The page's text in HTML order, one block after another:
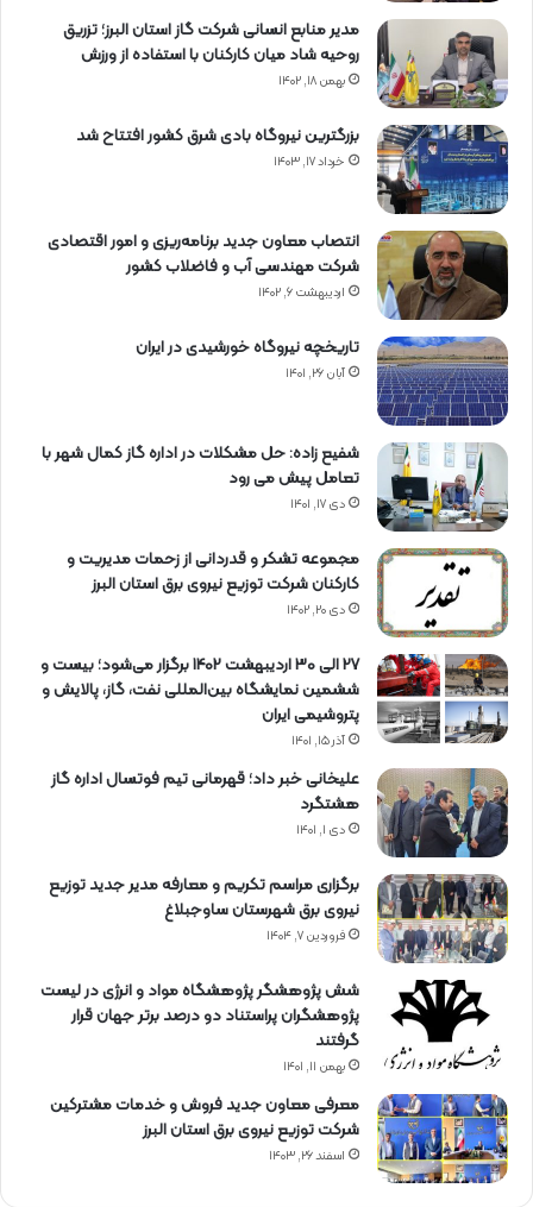
مدیر منابع انسانی شرکت گاز استان البرز؛ تزریق
روحیه شاد میان کارکنان با استفاده از ورزش
بهمن ۱۸, ۱۴۰۲
بزرگترین نیروگاه بادی شرق کشور افتتاح شد
خرداد ۱۷, ۱۴۰۳
انتصاب معاون جدید برنامه‌ریزی و امور اقتصادی
شرکت مهندسی آب و فاضلاب کشور
اردیبهشت ۶, ۱۴۰۲
تاریخچه نیروگاه خورشیدی در ایران
آبان ۲۶, ۱۴۰۱
شفیع زاده: حل مشکلات در اداره گاز کمال شهر با
تعامل پیش می رود
دی ۱۷, ۱۴۰۱
مجموعه تشکر و قدردانی از زحمات مدیریت و
کارکنان شرکت توزیع نیروی برق استان البرز
دی ۲۰, ۱۴۰۲
27 الی 30 اردیبهشت 1402 برگزار می‌شود؛ بیست و
ششمین نمایشگاه بین‌المللی نفت، گاز، پالایش و
پتروشیمی ایران
آذر ۱۵, ۱۴۰۱
علیخانی خبر داد؛ قهرمانی تیم فوتسال اداره گاز
هشتگرد
دی ۱, ۱۴۰۱
برگزاری مراسم تكریم و معارفه مدیر جدید توزیع
نیروی برق شهرستان ساوجبلاغ
فروردین ۷, ۱۴۰۴
شش پژوهشگر پژوهشگاه مواد و انرژی در لیست
پژوهشگران پراستناد دو درصد برتر جهان قرار
گرفتند
بهمن ۱۱, ۱۴۰۱
معرفی معاون جدید فروش و خدمات مشتركین
شركت توزیع نیروی برق استان البرز
اسفند ۲۶, ۱۴۰۳